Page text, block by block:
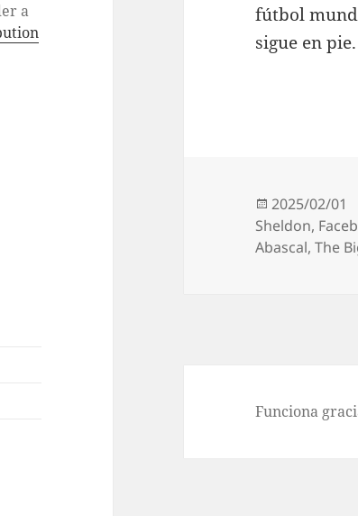
a
fútbol
sigue en
Publicado
el
2025/02/01
Sheldon,
Abascal,The
Funciona